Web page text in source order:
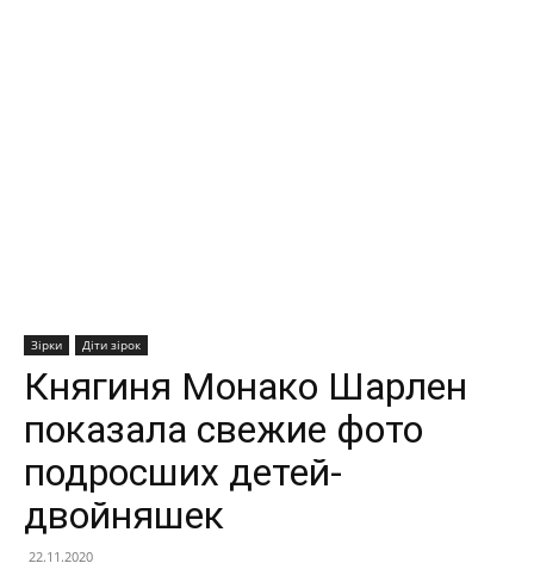
Зірки Діти зірок
Княгиня Монако Шарлен
показала свежие фото
подросших детей-
двойняшек
22.11.2020